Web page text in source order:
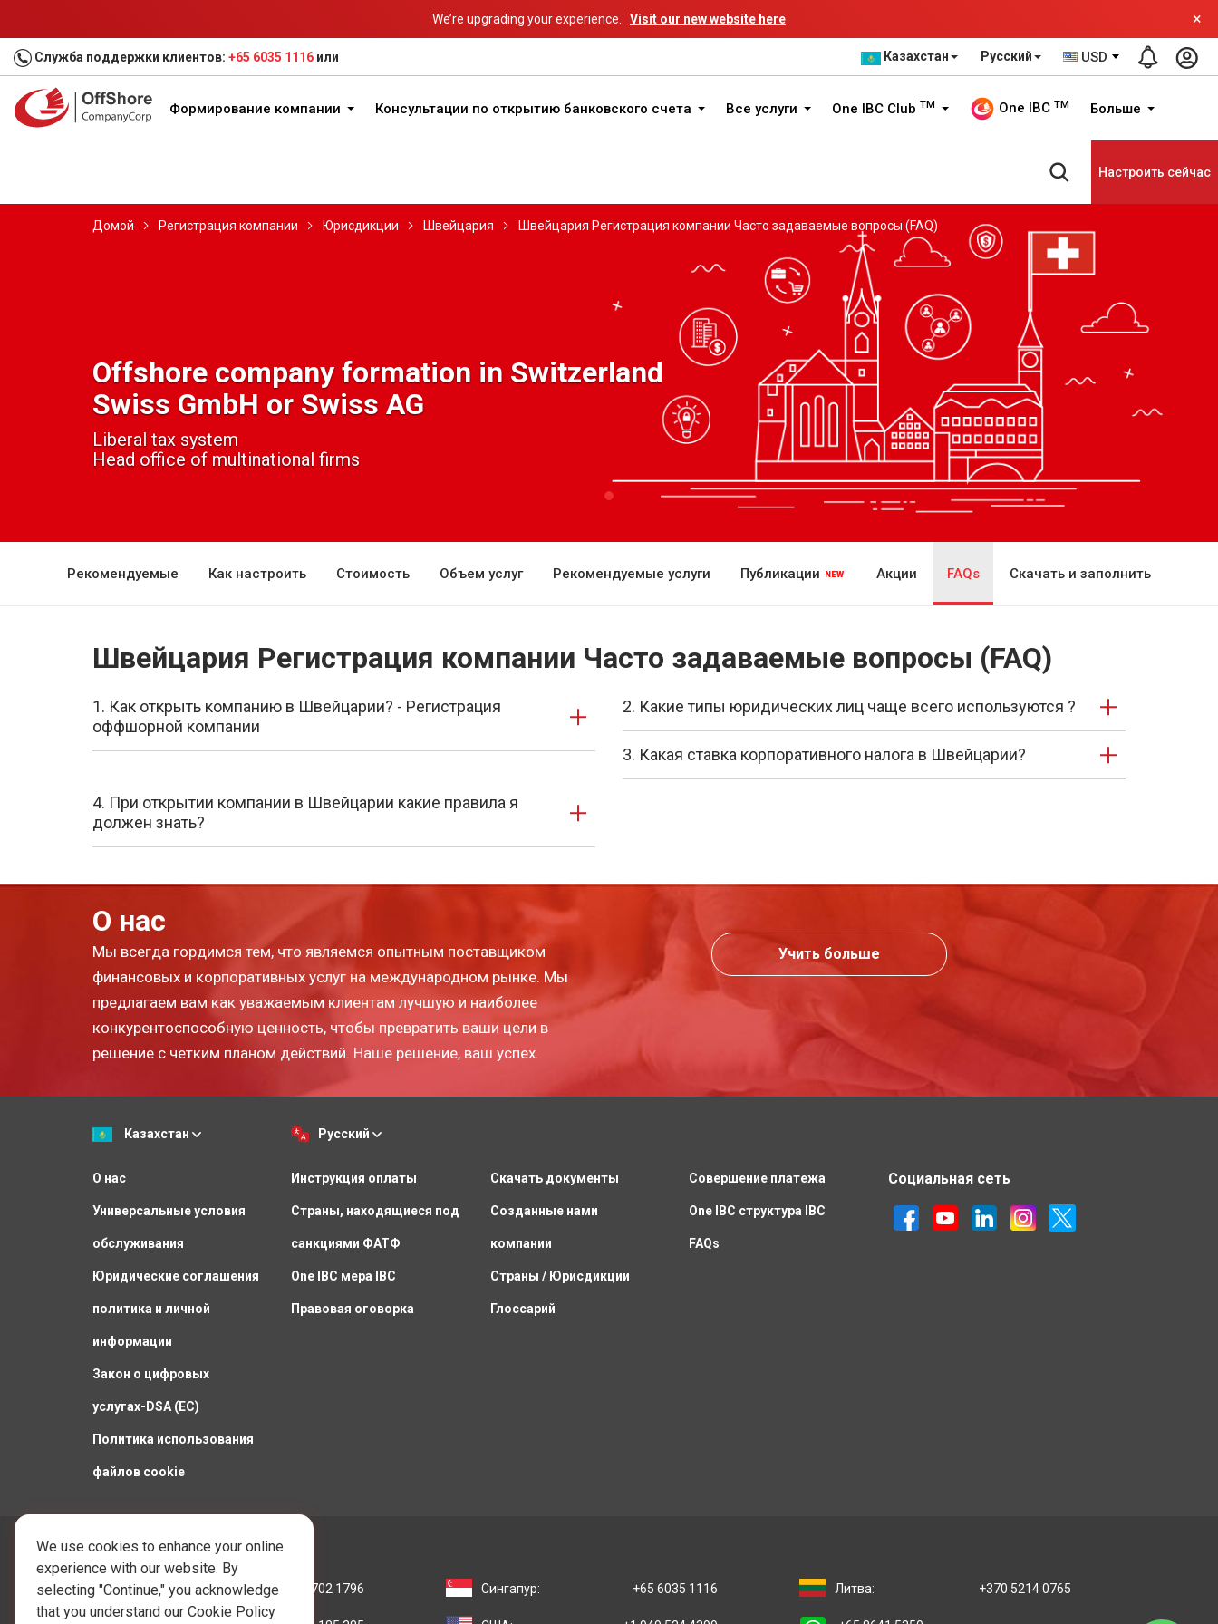
We’re upgrading your experience. Visit our new website here ×
Служба поддержки клиентов: +65 6035 1116 или Казахстан Русский USD
Формирование компании Консультации по открытию банковского счета Все услуги One IBC Club TM One IBC TM Больше
Настроить сейчас
Домой Регистрация компании Юрисдикции Швейцария Швейцария Регистрация компании Часто задаваемые вопросы (FAQ)
Offshore company formation in Switzerland
Swiss GmbH or Swiss AG
Liberal tax system
Head office of multinational firms
Рекомендуемые Как настроить Стоимость Объем услуг Рекомендуемые услуги Публикации Акции FAQs Скачать и заполнить
Швейцария Регистрация компании Часто задаваемые вопросы (FAQ)
1. Как открыть компанию в Швейцарии? - Регистрация
оффшорной компании
2. Какие типы юридических лиц чаще всего используются ?
3. Какая ставка корпоративного налога в Швейцарии?
4. При открытии компании в Швейцарии какие правила я
должен знать?
О нас
Мы всегда гордимся тем, что являемся опытным поставщиком
финансовых и корпоративных услуг на международном рынке. Мы
предлагаем вам как уважаемым клиентам лучшую и наиболее
конкурентоспособную ценность, чтобы превратить ваши цели в
решение с четким планом действий. Наше решение, ваш успех.
Учить больше
Казахстан Русский
О нас
Универсальные условия
обслуживания
Юридические соглашения
политика и личной
информации
Закон о цифровых
услугах-DSA (ЕС)
Политика использования
файлов cookie
Инструкция оплаты
Страны, находящиеся под
санкциями ФАТФ
One IBC мера IBC
Правовая оговорка
Скачать документы
Созданные нами
компании
Страны / Юрисдикции
Глоссарий
Совершение платежа
One IBC структура IBC
FAQs
Социальная сеть
We use cookies to enhance your online
experience with our website. By
selecting "Continue," you acknowledge
that you understand our Cookie Policy
Позвоните нам:
Гонконг: +852 3702 1796 Сингапур: +65 6035 1116 Литва: +370 5214 0765